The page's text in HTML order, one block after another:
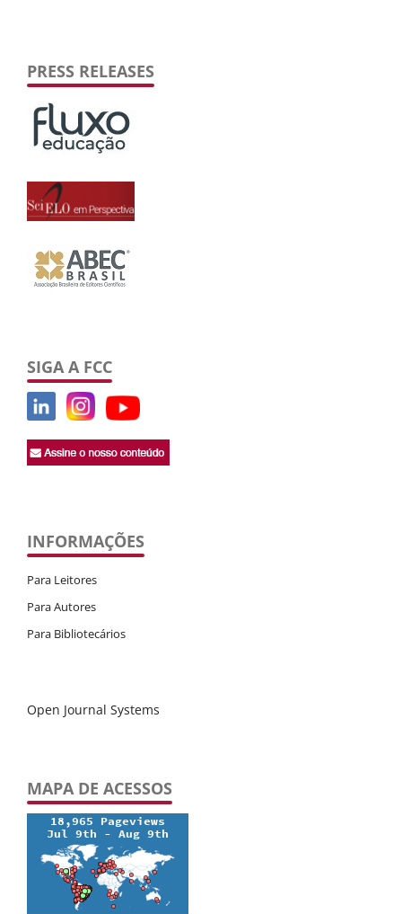
PRESS RELEASES
SIGA A FCC
INFORMAÇÕES
Para Leitores
Para Autores
Para Bibliotecários
Open Journal Systems
MAPA DE ACESSOS